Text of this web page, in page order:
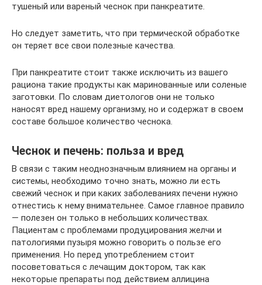
тушеный или вареный чеснок при панкреатите.
Но следует заметить, что при термической обработке
он теряет все свои полезные качества.
При панкреатите стоит также исключить из вашего
рациона такие продукты как маринованные или соленые
заготовки. По словам диетологов они не только
наносят вред нашему организму, но и содержат в своем
составе большое количество чеснока.
Чеснок и печень: польза и вред
В связи с таким неоднозначным влиянием на органы и
системы, необходимо точно знать, можно ли есть
свежий чеснок и при каких заболеваниях печени нужно
отнестись к нему внимательнее. Самое главное правило
— полезен он только в небольших количествах.
Пациентам с проблемами продуцирования желчи и
патологиями пузыря можно говорить о пользе его
применения. Но перед употреблением стоит
посоветоваться с лечащим доктором, так как
некоторые препараты под действием аллицина